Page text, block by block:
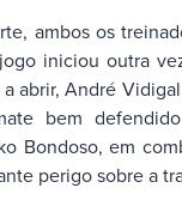
ambos os
iniciou outra
abrir, André
bem
Bondoso, em
perigo sobre a